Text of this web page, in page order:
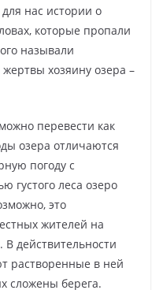
нас истории о
которые пропали
называли
хозяину озера –
перевести как
озера отличаются
погоду с
густого леса озеро
это
жителей на
действительности
растворенные в ней
сложены берега.